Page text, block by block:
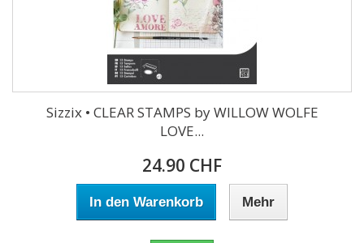
Sizzix • CLEAR STAMPS by WILLOW WOLFE
LOVE...
24.90 CHF
In den Warenkorb Mehr